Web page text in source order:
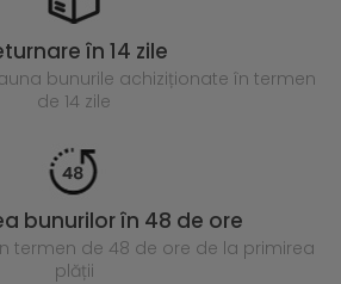
în 14 zile
bunurile achiziționate în termen
de 14 zile
bunurilor în 48 de ore
termen de 48 de ore de la primirea
plății